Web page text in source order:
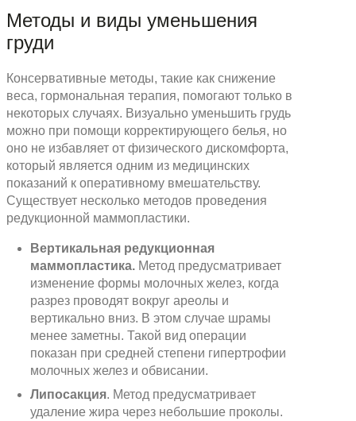
Методы и виды уменьшения
груди
Консервативные методы, такие как снижение
веса, гормональная терапия, помогают только в
некоторых случаях. Визуально уменьшить грудь
можно при помощи корректирующего белья, но
оно не избавляет от физического дискомфорта,
который является одним из медицинских
показаний к оперативному вмешательству.
Существует несколько методов проведения
редукционной маммопластики.
Вертикальная редукционная
маммопластика. Метод предусматривает
изменение формы молочных желез, когда
разрез проводят вокруг ареолы и
вертикально вниз. В этом случае шрамы
менее заметны. Такой вид операции
показан при средней степени гипертрофии
молочных желез и обвисании.
Липосакция. Метод предусматривает
удаление жира через небольшие проколы.